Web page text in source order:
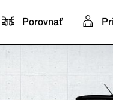
Porovnať